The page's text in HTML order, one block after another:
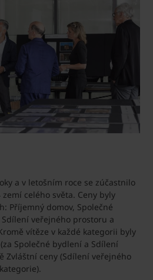
a v letošním roce se zúčastnilo
celého světa. Ceny byly
Příjemný domov, Společné
veřejného prostoru a
vítěze v každé kategorii byly
Společné bydlení a Sdílení
Zvláštní ceny (Sdílení veřejného